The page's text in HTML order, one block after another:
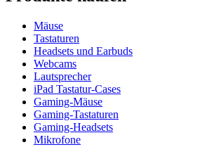
Mäuse
Tastaturen
Headsets und Earbuds
Webcams
Lautsprecher
iPad Tastatur-Cases
Gaming-Mäuse
Gaming-Tastaturen
Gaming-Headsets
Mikrofone